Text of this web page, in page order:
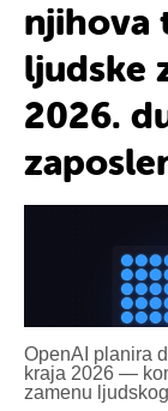
njihova
ljudske
2026.
OpenAI planira
kraja 2026 —
zamenu